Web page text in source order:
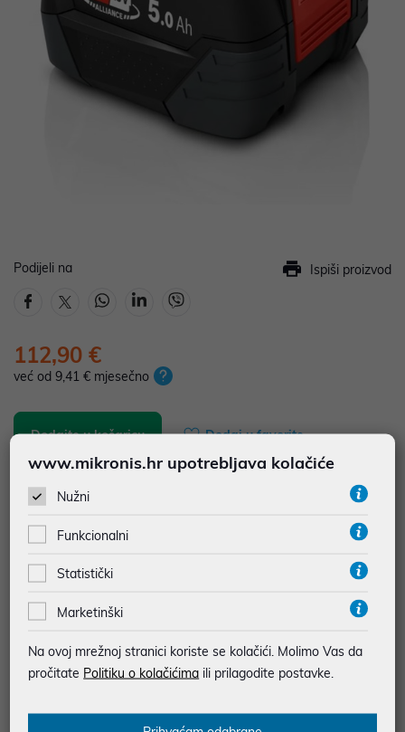
Podijeli na Ispiši proizvod
112,90 €
već od 9,41 € mjesečno
Dodajte u košaricu Dodaj u favorite
JAMSTVO 3 MJ.
BESPLATNA DOSTAVA ZA NARUDŽBE IZNAD 66,36€
www.mikronis.hr upotrebljava kolačiće
Nužni
Funkcionalni
Statistički
Marketinški
Na ovoj mrežnoj stranici koriste se kolačići. Molimo Vas da
pročitate Politiku o kolačićima ili prilagodite postavke.